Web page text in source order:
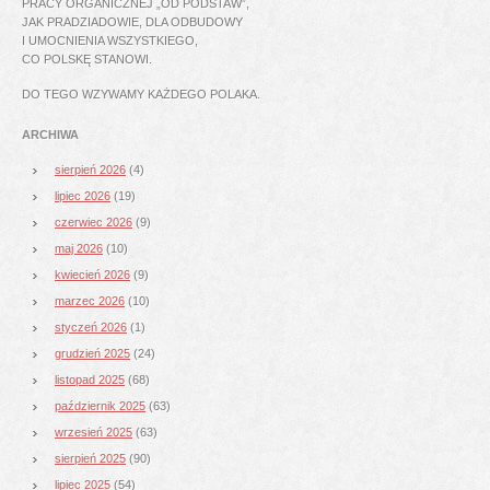
PRACY ORGANICZNEJ „OD PODSTAW”,
JAK PRADZIADOWIE, DLA ODBUDOWY
I UMOCNIENIA WSZYSTKIEGO,
CO POLSKĘ STANOWI.
DO TEGO WZYWAMY KAŻDEGO POLAKA.
ARCHIWA
sierpień 2026 (4)
lipiec 2026 (19)
czerwiec 2026 (9)
maj 2026 (10)
kwiecień 2026 (9)
marzec 2026 (10)
styczeń 2026 (1)
grudzień 2025 (24)
listopad 2025 (68)
październik 2025 (63)
wrzesień 2025 (63)
sierpień 2025 (90)
lipiec 2025 (54)